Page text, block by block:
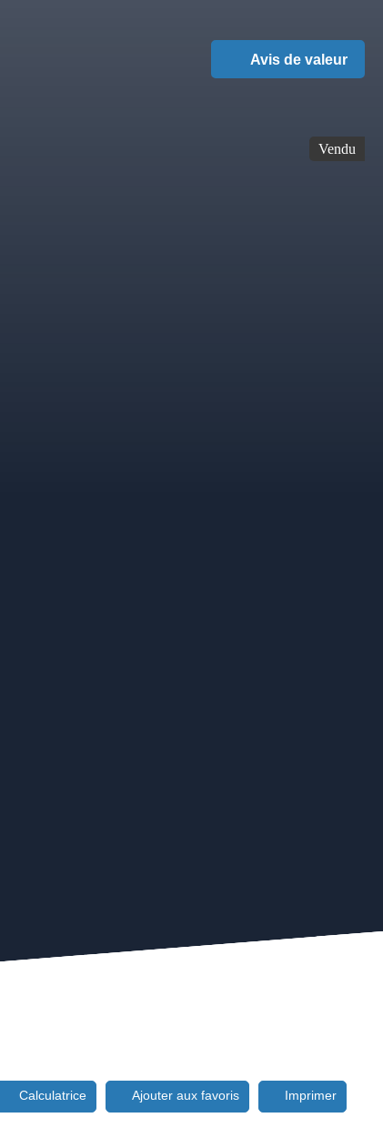
Avis de valeur
Vendu
Calculatrice Ajouter aux favoris Imprimer